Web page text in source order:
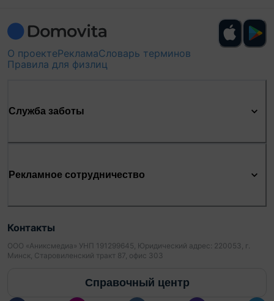
О проектеРекламаСловарь терминов
Правила для физлиц
Служба заботы
Рекламное сотрудничество
Контакты
ООО «Аниксмедиа» УНП 191299645, Юридический адрес: 220053, г.
Минск, Старовиленский тракт 87, офис 303
Справочный центр